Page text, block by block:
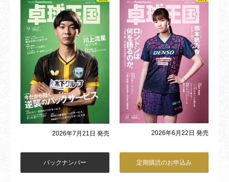
2026年7月21日 発売 2026年6月22日 発売
バックナンバー 定期購読のお申込み